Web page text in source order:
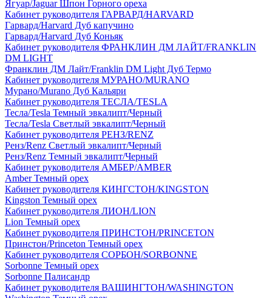
Ягуар/Jaguar Шпон Горного ореха
Кабинет руководителя ГАРВАРД/HARVARD
Гарвард/Harvard Дуб капучино
Гарвард/Harvard Дуб Коньяк
Кабинет руководителя ФРАНКЛИН ДМ ЛАЙТ/FRANKLIN
DM LIGHT
Франклин ДМ Лайт/Franklin DM Light Дуб Термо
Кабинет руководителя МУРАНО/MURANO
Мурано/Murano Дуб Кальяри
Кабинет руководителя ТЕСЛА/TESLA
Тесла/Tesla Темный эвкалипт/Черный
Тесла/Tesla Светлый эвкалипт/Черный
Кабинет руководителя РЕНЗ/RENZ
Ренз/Renz Светлый эвкалипт/Черный
Ренз/Renz Темный эвкалипт/Черный
Кабинет руководителя АМБЕР/AMBER
Amber Темный орех
Кабинет руководителя КИНГСТОН/KINGSTON
Kingston Темный орех
Кабинет руководителя ЛИОН/LION
Lion Темный орех
Кабинет руководителя ПРИНСТОН/PRINCETON
Принстон/Princeton Темный орех
Кабинет руководителя СОРБОН/SORBONNE
Sorbonne Темный орех
Sorbonne Палисандр
Кабинет руководителя ВАШИНГТОН/WASHINGTON